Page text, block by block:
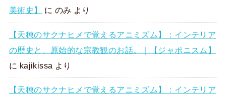
美術史】
に のみ より
【天穂のサクナヒメで覚えるアニミズム】：インテリア
の歴史と、原始的な宗教観のお話。｜【ジャポニスム】
に kajikissa より
【天穂のサクナヒメで覚えるアニミズム】：インテリア